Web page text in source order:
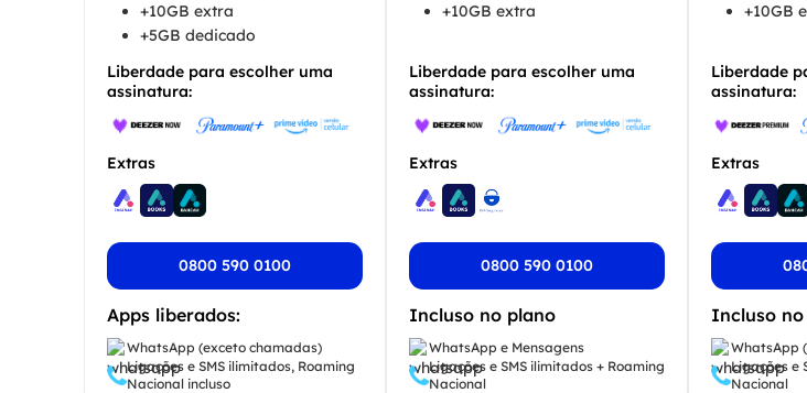
+10GB extra
+5GB dedicado
Liberdade para escolher uma
assinatura:
Extras
0800 590 0100
Apps liberados:
WhatsApp (exceto chamadas)
Ligações e SMS ilimitados, Roaming
Nacional incluso
+10GB extra
Liberdade para escolher uma
assinatura:
Extras
0800 590 0100
Incluso no plano
WhatsApp e Mensagens
Ligações e SMS ilimitados + Roaming
Nacional
+10GB
Liberdade
assinatura:
Extras
Incluso
WhatsApp
Ligações e
Nacional